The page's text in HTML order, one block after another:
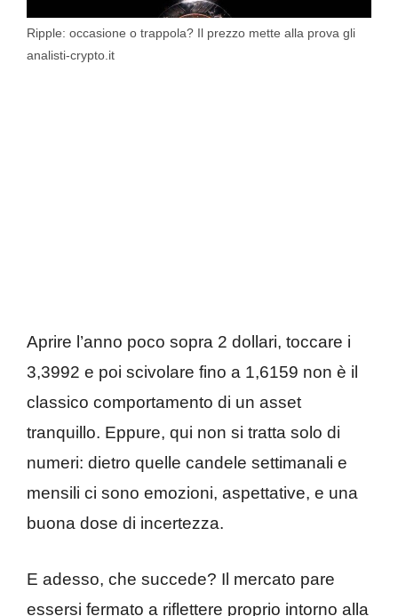
Ripple: occasione o trappola? Il prezzo mette alla prova gli
analisti-crypto.it
Aprire l’anno poco sopra 2 dollari, toccare i
3,3992 e poi scivolare fino a 1,6159 non è il
classico comportamento di un asset
tranquillo. Eppure, qui non si tratta solo di
numeri: dietro quelle candele settimanali e
mensili ci sono emozioni, aspettative, e una
buona dose di incertezza.
E adesso, che succede? Il mercato pare
essersi fermato a riflettere proprio intorno alla